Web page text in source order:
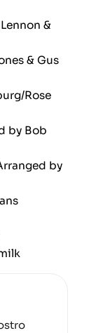
&
& Gus
Rose
by Bob
by